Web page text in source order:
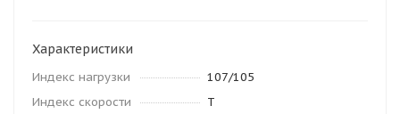
Характеристики
Индекс нагрузки
107/105
Индекс скорости
T